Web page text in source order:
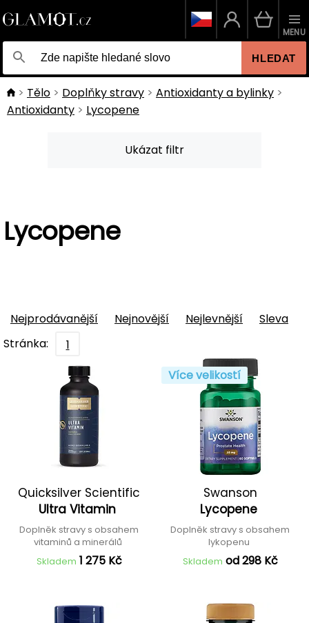
HLEDAT
MENU
Tělo Doplňky stravy
Antioxidanty a bylinky
Antioxidanty
Lycopene
Ukázat filtr
Lycopene
Nejprodávanější Nejnovější Nejlevnější
Sleva
Stránka:
1
Quicksilver Scientific
Ultra Vitamin
Doplněk stravy s obsahem
vitaminů a minerálů
Skladem 1 275 Kč
Více velikostí
Swanson
Lycopene
Doplněk stravy s obsahem
lykopenu
Skladem od 298 Kč